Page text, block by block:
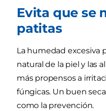
Evita que se
patitas
La humedad excesiva
natural de la piel y las
más propensos a
fúngicas. Un buen
como la prevención.